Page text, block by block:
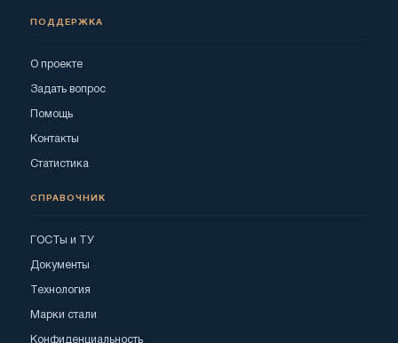
ПОДДЕРЖКА
О проекте
Задать вопрос
Помощь
Контакты
Статистика
СПРАВОЧНИК
ГОСТы и ТУ
Документы
Технология
Марки стали
Конфиденциальность